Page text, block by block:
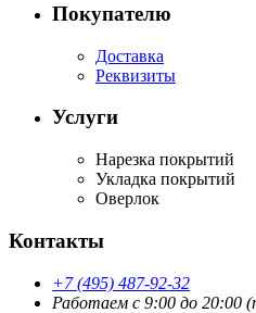
Покупателю
Доставка
Реквизиты
Услуги
Нарезка покрытий
Укладка покрытий
Оверлок
Контакты
+7 (495) 487-92-32
Работаем с 9:00 до 20:00